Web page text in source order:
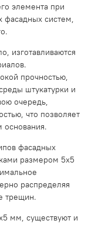
элемента при
фасадных систем,
изготавливаются
прочностью,
штукатурки и
очередь,
что позволяет
основания.
фасадных
размером 5х5
распределяя
трещин.
мм, существуют и